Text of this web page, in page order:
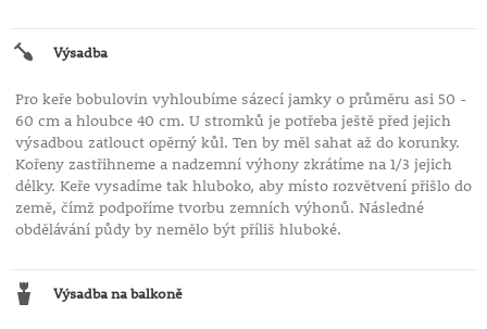
Výsadba
Pro keře bobulovin vyhloubíme sázecí jamky o průměru asi 50 -
60 cm a hloubce 40 cm. U stromků je potřeba ještě před jejich
výsadbou zatlouct opěrný kůl. Ten by měl sahat až do korunky.
Kořeny zastřihneme a nadzemní výhony zkrátíme na 1/3 jejich
délky. Keře vysadíme tak hluboko, aby místo rozvětvení přišlo do
země, čímž podpoříme tvorbu zemních výhonů. Následné
obdělávání půdy by nemělo být příliš hluboké.
Výsadba na balkoně